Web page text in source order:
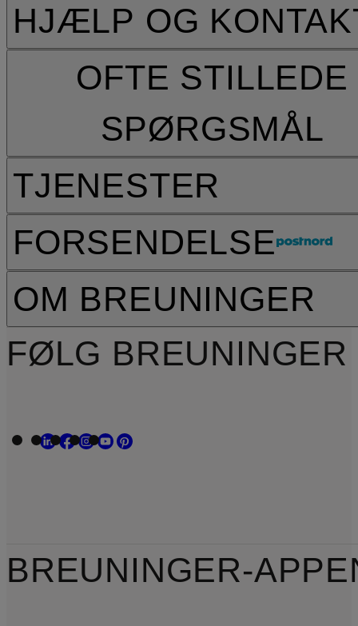
HJÆLP OG
OFTE STILLEDE
SPØRGSMÅL
TJENESTER
FORSENDELSE
OM BREUNINGER
FØLG BREUNINGER
BREUNINGER-